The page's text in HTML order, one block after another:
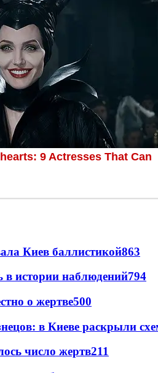
Киев баллистикой863
истории наблюдений794
о жертве500
в Киеве раскрыли
число жертв211